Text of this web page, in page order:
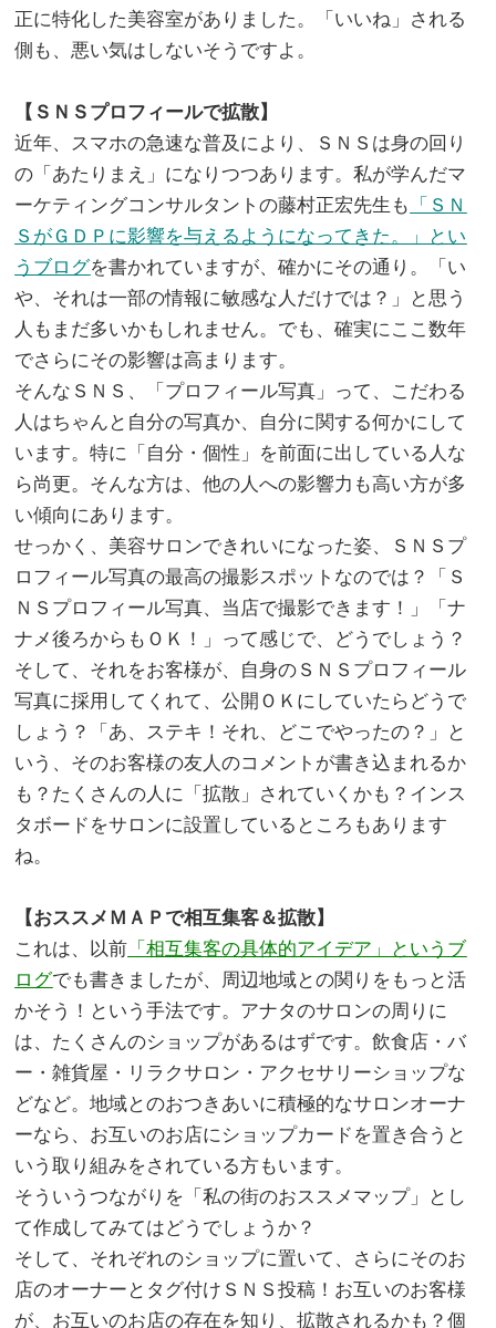
正に特化した美容室がありました。「いいね」される
側も、悪い気はしないそうですよ。
【ＳＮＳプロフィールで拡散】
近年、スマホの急速な普及により、ＳＮＳは身の回り
の「あたりまえ」になりつつあります。私が学んだマ
ーケティングコンサルタントの藤村正宏先生も
「ＳＮ
ＳがＧＤＰに影響を与えるようになってきた。」とい
うブログを書かれていますが、確かにその通り。「い
や、それは一部の情報に敏感な人だけでは？」と思う
人もまだ多いかもしれません。でも、確実にここ数年
でさらにその影響は高まります。
そんなＳＮＳ、「プロフィール写真」って、こだわる
人はちゃんと自分の写真か、自分に関する何かにして
います。特に「自分・個性」を前面に出している人な
ら尚更。そんな方は、他の人への影響力も高い方が多
い傾向にあります。
せっかく、美容サロンできれいになった姿、ＳＮＳプ
ロフィール写真の最高の撮影スポットなのでは？「Ｓ
ＮＳプロフィール写真、当店で撮影できます！」「ナ
ナメ後ろからもＯＫ！」って感じで、どうでしょう？
そして、それをお客様が、自身のＳＮＳプロフィール
写真に採用してくれて、公開ＯＫにしていたらどうで
しょう？「あ、ステキ！それ、どこでやったの？」と
いう、そのお客様の友人のコメントが書き込まれるか
も？たくさんの人に「拡散」されていくかも？インス
タボードをサロンに設置しているところもあります
ね。
【おススメＭＡＰで相互集客＆拡散】
これは、以前 「相互集客の具体的アイデア」というブ
ログでも書きましたが、周辺地域との関りをもっと活
かそう！という手法です。アナタのサロンの周りに
は、たくさんのショップがあるはずです。飲食店・バ
ー・雑貨屋・リラクサロン・アクセサリーショップな
どなど。地域とのおつきあいに積極的なサロンオーナ
ーなら、お互いのお店にショップカードを置き合うと
いう取り組みをされている方もいます。
そういうつながりを「私の街のおススメマップ」とし
て作成してみてはどうでしょうか？
そして、それぞれのショップに置いて、さらにそのお
店のオーナーとタグ付けＳＮＳ投稿！お互いのお客様
が、お互いのお店の存在を知り、拡散されるかも？個